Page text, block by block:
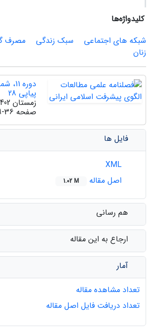
کلیدواژه‌ها
شبکه های اجتماعی
سبک زندگی مصرف
زنان
پیاپی 28
زمستان 1402
صفحه 36
فایل ها
اصل مقاله
1.02 M
هم رسانی
ارجاع به این مقاله
آمار
تعداد مشاهده مقاله
تعداد دریافت فایل اصل مقاله